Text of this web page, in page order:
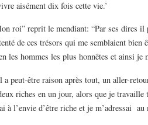
aisément dix fois cette vie.’
le mendiant: “Par ses dires il
de ces trésors qui me semblaient
les hommes les plus honnêtes et ainsi je
raison après tout, un aller-retour
riches en un jour, alors que je travaille
à l’envie d’être riche et je m’adressai au